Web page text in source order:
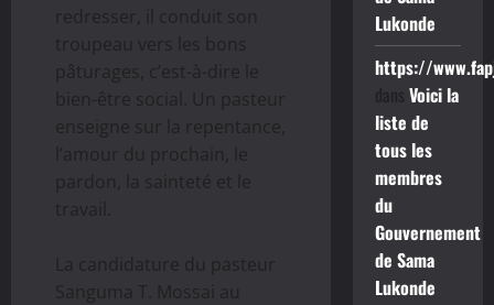
redresser, il conduit son
troupeau vers les bons
pâturages, c’est-à-dire le
bien-être social. Un pasteur
enseigne sur la repentance,
l’amour du prochain, le
pardon, la sainteté et le
travail.
La candidature du pasteur
Sanguma T. Mossai au
Lukonde
https://
dans Voici la
liste de
tous les
membres
du
Gouvernement
de Sama
Lukonde